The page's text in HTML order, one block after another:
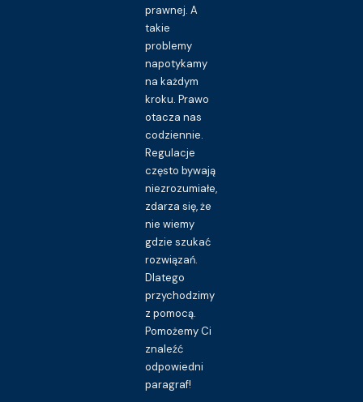
prawnej. A
takie
problemy
napotykamy
na każdym
kroku. Prawo
otacza nas
codziennie.
Regulacje
często bywają
niezrozumiałe,
zdarza się, że
nie wiemy
gdzie szukać
rozwiązań.
Dlatego
przychodzimy
z pomocą.
Pomożemy Ci
znaleźć
odpowiedni
paragraf!